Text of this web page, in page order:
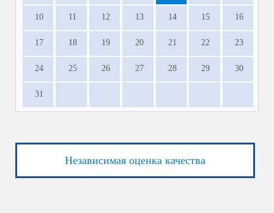
10 11 12 13 14 15 16
17 18 19 20 21 22 23
24 25 26 27 28 29 30
31
Независимая оценка качества